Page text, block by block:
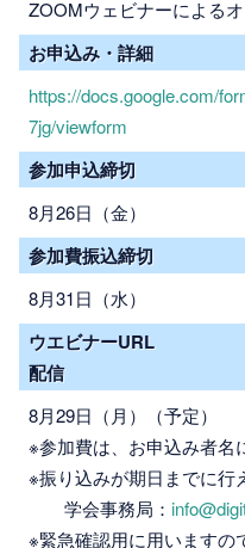
ZOOMウェビナーによる
お申込み・詳細
https://docs.google.com/
7jg/viewform
参加申込締切
8月26日（金）
参加費振込締切
8月31日（水）
ウエビナーURL
配信
8月29日（月）（予定）
※参加費は、お申込み者名
※振り込みが期日までに行
学会事務局：
※緊急確認用に用いますの